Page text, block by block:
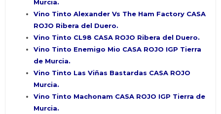
Murcia.
Vino Tinto Alexander Vs The Ham Factory CASA
ROJO Ribera del Duero.
Vino Tinto CL98 CASA ROJO Ribera del Duero.
Vino Tinto Enemigo Mio CASA ROJO IGP Tierra
de Murcia.
Vino Tinto Las Viñas Bastardas CASA ROJO
Murcia.
Vino Tinto Machonam CASA ROJO IGP Tierra de
Murcia.